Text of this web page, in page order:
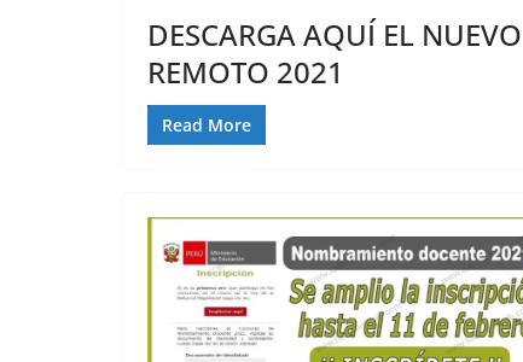
DESCARGA AQUÍ EL
REMOTO 2021
Read More